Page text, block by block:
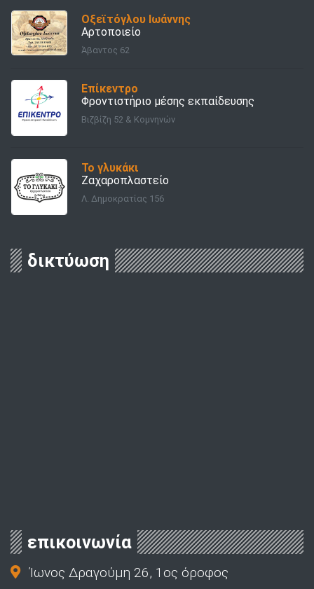
Οξεϊτόγλου Ιωάννης
Αρτοποιείο
Άβαντος 62
Επίκεντρο
Φροντιστήριο μέσης εκπαίδευσης
Βιζβίζη 52 & Κομνηνών
Το γλυκάκι
Ζαχαροπλαστείο
Λ. Δημοκρατίας 156
δικτύωση
επικοινωνία
Ίωνος Δραγούμη 26, 1ος όροφος